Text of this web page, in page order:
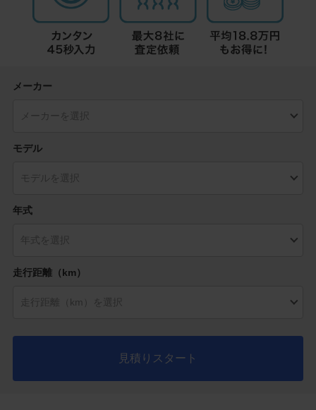
メーカー
モデル
年式
走行距離（km）
見積りスタート